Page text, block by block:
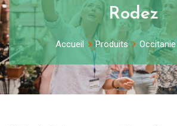
Rodez
Accueil Produits Occitanie